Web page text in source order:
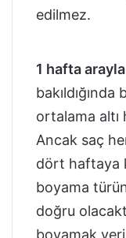
edilmez.
1 hafta
ortalama
Ancak saç
dört haftaya
boyama
doğru
boyamak